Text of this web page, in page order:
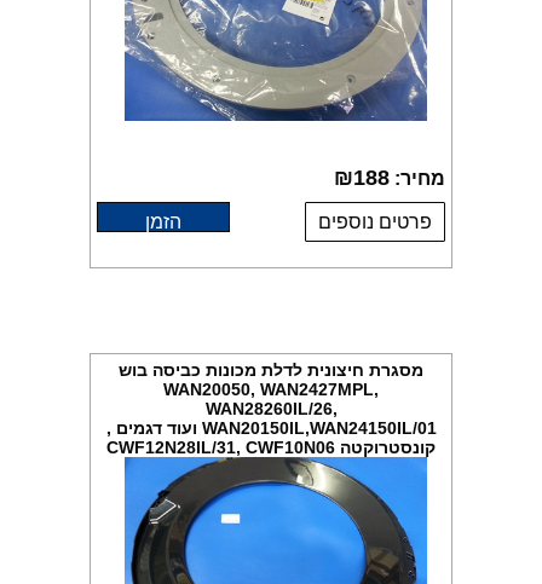
מחיר: ₪188
פרטים נוספים הזמן
מסגרת חיצונית לדלת מכונות כביסה בוש
WAN20050, WAN2427MPL,
WAN28260IL/26,
WAN20150IL,WAN24150IL/01 ועוד דגמים ,
קונסטרוקטה CWF12N28IL/31, CWF10N06
ועוד דגמים, מקט 013017